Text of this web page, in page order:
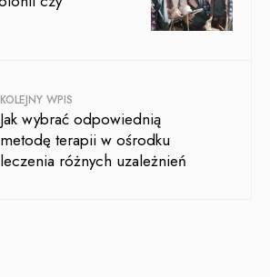
KOLEJNY WPIS
Jak wybrać odpowiednią
metodę terapii w ośrodku
leczenia różnych uzależnień